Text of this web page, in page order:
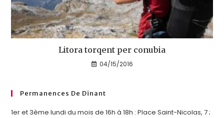
Litora torqent per conubia
04/15/2016
Permanences De Dinant
1er et 3ème lundi du mois de 16h à 18h : Place Saint-Nicolas, 7 ;